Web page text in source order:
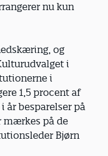
nu kun
og
i
i
1,5 procent af
år besparelser på
mærkes på de
Bjørn